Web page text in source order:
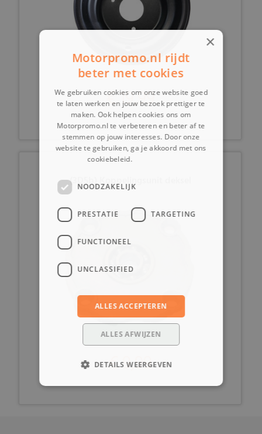
€ 19,99
(3D5b) Koppelingsunit deksel
€ 9,99
×
Motorpromo.nl rijdt
beter met cookies
We gebruiken cookies om onze website goed
te laten werken en jouw bezoek prettiger te
maken. Ook helpen cookies ons om
Motorpromo.nl te verbeteren en beter af te
stemmen op jouw interesses. Door onze
website te gebruiken, ga je akkoord met ons
cookiebeleid.
NOODZAKELIJK
PRESTATIE TARGETING
FUNCTIONEEL
UNCLASSIFIED
ALLES ACCEPTEREN
ALLES AFWIJZEN
DETAILS WEERGEVEN